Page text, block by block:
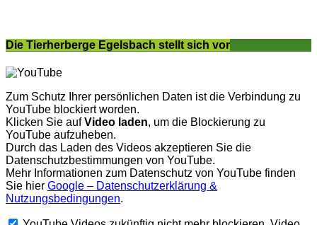
Die Tierherberge Egelsbach stellt sich vor
Zum Schutz Ihrer persönlichen Daten ist die Verbindung zu
YouTube blockiert worden.
Klicken Sie aufVideo laden, um die Blockierung zu
YouTube aufzuheben.
Durch das Laden des Videos akzeptieren Sie die
Datenschutzbestimmungen von YouTube.
Mehr Informationen zum Datenschutz von YouTube finden
Sie hier Google – Datenschutzerklärung &
Nutzungsbedingungen.